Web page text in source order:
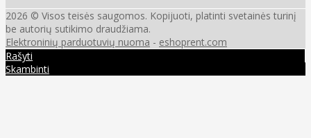
2026 © Visos teisės saugomos. Kopijuoti, platinti svetainės turinį
be autorių sutikimo draudžiama.
Elektroninių parduotuvių nuoma - eshoprent.com
Rašyti
Skambinti